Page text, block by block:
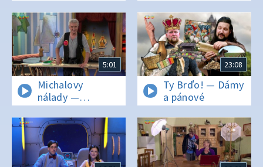
5:01
Michalovy
nálady —
Empatie, vcítění
23:08
Ty Brďo! — Dámy
a pánové